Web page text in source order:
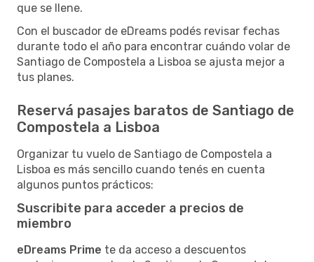
que se llene.
Con el buscador de eDreams podés revisar fechas
durante todo el año para encontrar cuándo volar de
Santiago de Compostela a Lisboa se ajusta mejor a
tus planes.
Reservá pasajes baratos de Santiago de
Compostela a Lisboa
Organizar tu vuelo de Santiago de Compostela a
Lisboa es más sencillo cuando tenés en cuenta
algunos puntos prácticos:
Suscribite para acceder a precios de
miembro
eDreams Prime te da acceso a descuentos